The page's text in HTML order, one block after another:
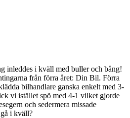
inleddes i kväll med buller och bång!
från förra året: Din Bil. Förra
bilhandlare ganska enkelt med 3-
vi istället spö med 4-1 vilket gjorde
och sedermera missade
i kväll?